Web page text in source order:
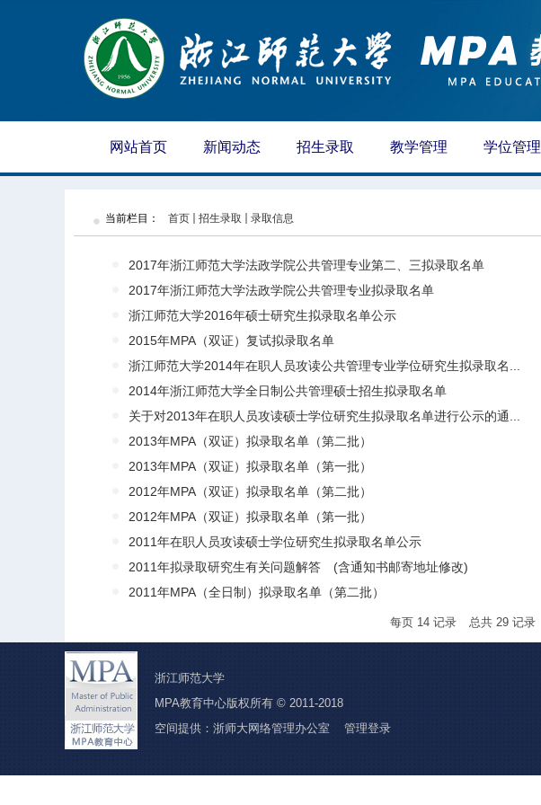
网站首页 新闻动态 招生录取 教学管理 学位管理
当前栏目： 首页 招生录取 录取信息
2017年浙江师范大学法政学院公共管理专业第二、三拟录取名单
2017年浙江师范大学法政学院公共管理专业拟录取名单
浙江师范大学2016年硕士研究生拟录取名单公示
2015年MPA（双证）复试拟录取名单
浙江师范大学2014年在职人员攻读公共管理专业学位研究生拟录取名...
2014年浙江师范大学全日制公共管理硕士招生拟录取名单
关于对2013年在职人员攻读硕士学位研究生拟录取名单进行公示的通...
2013年MPA（双证）拟录取名单（第二批）
2013年MPA（双证）拟录取名单（第一批）
2012年MPA（双证）拟录取名单（第二批）
2012年MPA（双证）拟录取名单（第一批）
2011年在职人员攻读硕士学位研究生拟录取名单公示
2011年拟录取研究生有关问题解答 (含通知书邮寄地址修改)
2011年MPA（全日制）拟录取名单（第二批）
每页 14 记录 总共 29 记录
浙江师范大学
MPA教育中心版权所有 © 2011-2018
空间提供：浙师大网络管理办公室 管理登录